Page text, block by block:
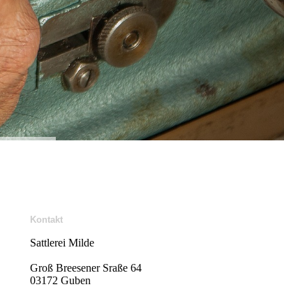
Kontakt
Sattlerei Milde
Groß Breesener Sraße 64
03172 Guben